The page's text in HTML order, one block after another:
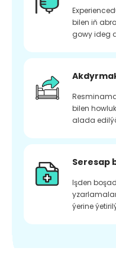
bilen iň
gowy ideg
bilen
alada
Seresap
Işden
ýerine